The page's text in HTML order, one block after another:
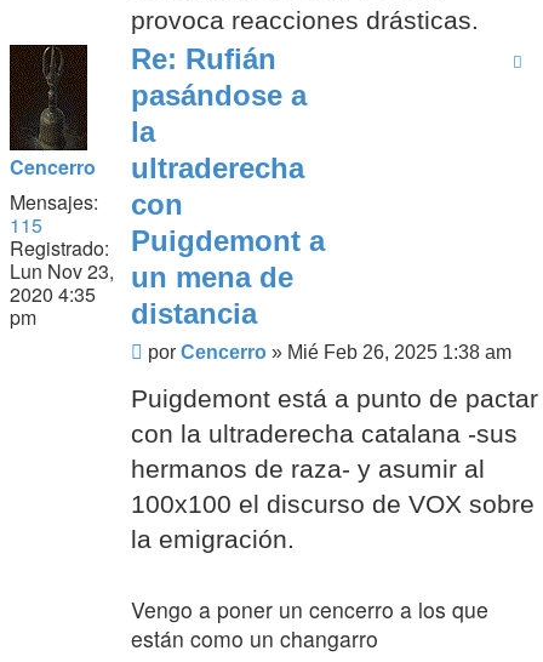
provoca reacciones drásticas.
Cencerro
Mensajes:
115
Registrado:
Lun Nov 23,
2020 4:35
pm
Re: Rufián
pasándose a
la
ultraderecha
con
Puigdemont a
un mena de
distancia
Mensaje
por Cencerro» Mié Feb 26, 2025 1:38 am
Puigdemont está a punto de pactar
con la ultraderecha catalana -sus
hermanos de raza- y asumir al
100x100 el discurso de VOX sobre
la emigración.
Vengo a poner un cencerro a los que
están como un changarro